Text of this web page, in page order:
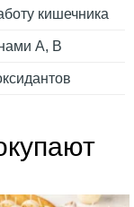
кишечника
А, В